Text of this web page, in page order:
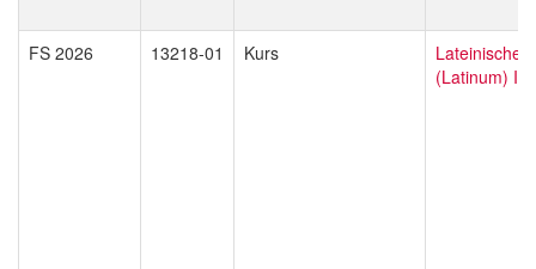
FS 2026 13218-01 Kurs
Lateinischer
(Latinum) II: